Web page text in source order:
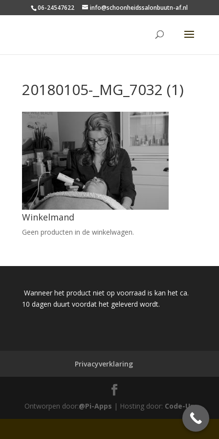
06-24547622 info@schoonheidssalonbuutn-af.nl
20180105-_MG_7032 (1)
Winkelmand
Geen producten in de winkelwagen.
Wanneer het product niet op voorraad is kan het ca.
10 dagen duurt voordat het geleverd wordt.
Privacyverklaring
Ontworpen door:@Pi-Apps | Hosting door: Code-Up